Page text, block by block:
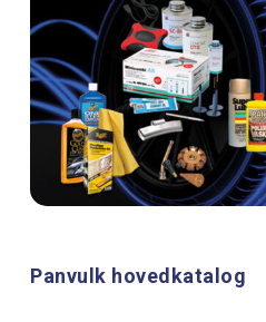
Panvulk hovedkatalog